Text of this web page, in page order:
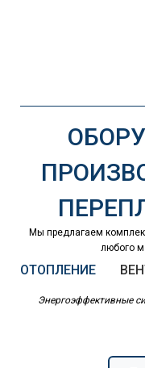
Мы предлагаем
любого
ОТОПЛЕНИЕ
Энергоэффективные